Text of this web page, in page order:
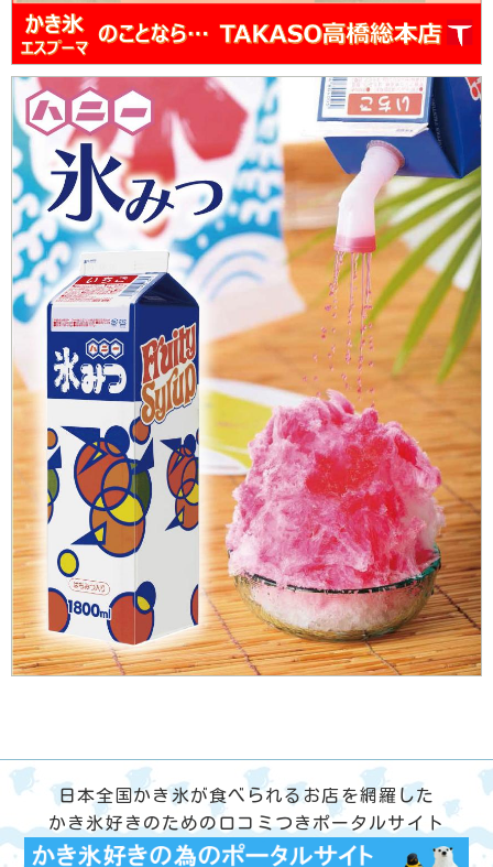
日本全国かき氷が食べられるお店を網羅した
かき氷好きのための口コミつきポータルサイト